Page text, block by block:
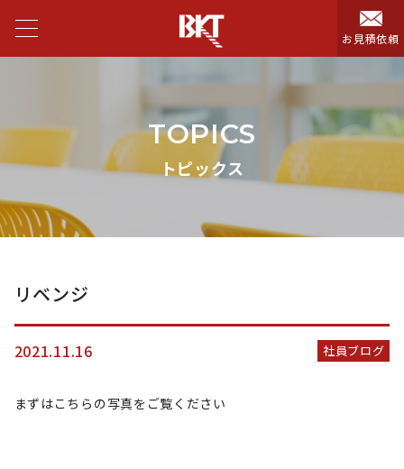
お見積依頼
TOPICS
トピックス
リベンジ
2021.11.16 社員ブログ
まずはこちらの写真をご覧ください